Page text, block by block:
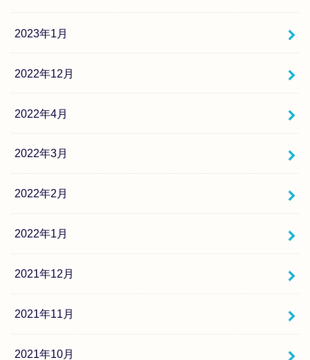
2023年1月
2022年12月
2022年4月
2022年3月
2022年2月
2022年1月
2021年12月
2021年11月
2021年10月